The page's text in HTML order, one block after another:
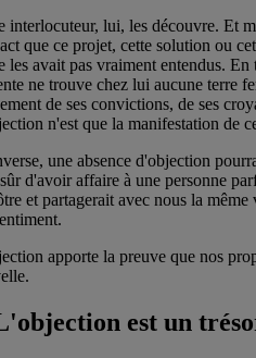
interlocuteur, lui, les découvre. Et
que ce projet, cette solution ou
les avait pas vraiment entendus.
ne trouve chez lui aucune terre
de ses convictions, de ses
n'est que la manifestation de
une absence d'objection
d'avoir affaire à une personne
et partagerait avec nous la
apporte la preuve que nos
est un